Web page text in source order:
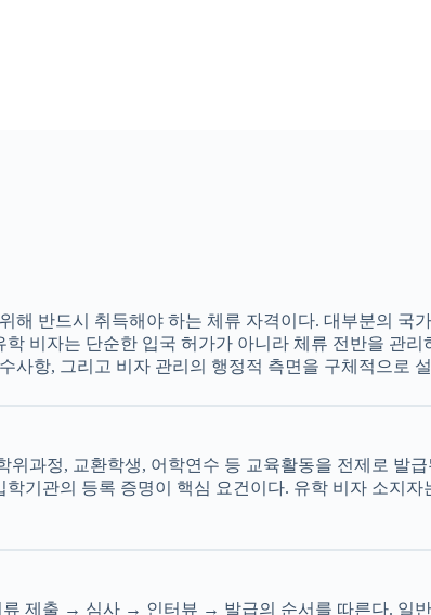
해 반드시 취득해야 하는 체류 자격이다. 대부분의 국
비자는 단순한 입국 허가가 아니라 체류 전반을 관
사항, 그리고 비자 관리의 행정적 측면을 구체적으로
과정, 교환학생, 어학연수 등 교육활동을 전제로 발
기관의 등록 증명이 핵심 요건이다. 유학 비자 소지
제출 → 심사 → 인터뷰 → 발급의 순서를 따른다. 일